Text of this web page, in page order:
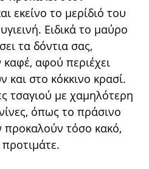
εκείνο το μερίδιό του
Ειδικά το μαύρο
τα δόντια σας,
αφού περιέχει
και στο κόκκινο κρασί.
τσαγιού με χαμηλότερη
όπως το πράσινο
προκαλούν τόσο κακό,